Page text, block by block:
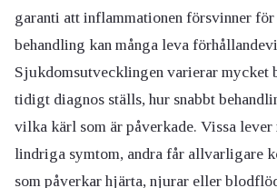
garanti att inflammationen försvinner
behandling kan många leva
Sjukdomsutvecklingen varierar mycket
tidigt diagnos ställs, hur snabbt
vilka kärl som är påverkade. Vissa lever
lindriga symtom, andra får allvarligare
som påverkar hjärta, njurar eller